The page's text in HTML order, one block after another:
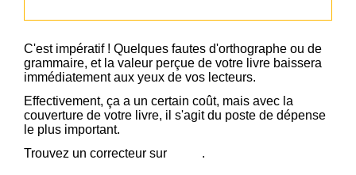
C'est impératif ! Quelques fautes d'orthographe ou de
grammaire, et la valeur perçue de votre livre baissera
immédiatement aux yeux de vos lecteurs.
Effectivement, ça a un certain coût, mais avec la
couverture de votre livre, il s'agit du poste de dépense
le plus important.
Trouvez un correcteur sur
.